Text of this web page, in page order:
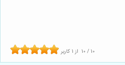
10 / 10 از 1 کاربر